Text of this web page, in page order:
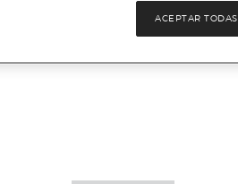
ACEPTAR TODAS